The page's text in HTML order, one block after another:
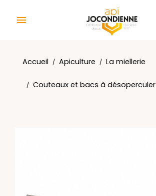

Accueil Apiculture La miellerie
Couteaux et bacs à désoperculer
Panneau de gestion des cookies